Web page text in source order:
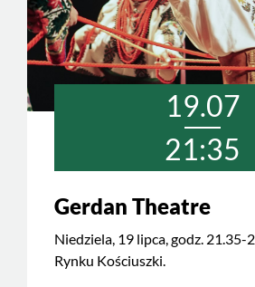
19.07
21:35
Gerdan Theatre
Niedziela, 19 lipca, godz. 21.35-
Rynku Kościuszki.